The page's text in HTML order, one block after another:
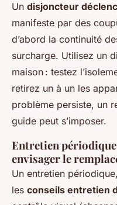
Un disjoncteur
manifeste par des
d’abord la continuité
surcharge. Utilisez un
maison : testez
retirez un à un les
problème persiste, un
guide peut s’imposer.
Entretien
envisager le
Un entretien
les conseils entretien